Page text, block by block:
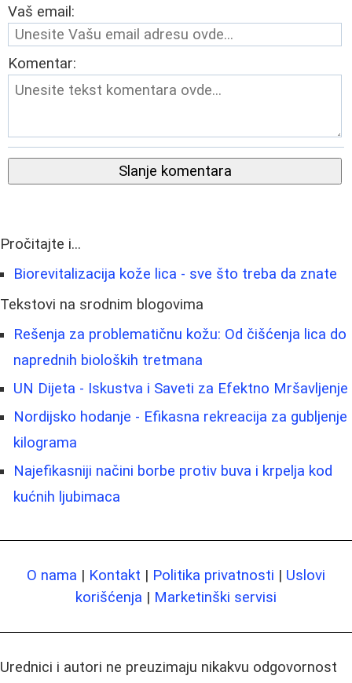
Vaš email:
Komentar:
Slanje komentara
Pročitajte i...
Biorevitalizacija kože lica - sve što treba da znate
Tekstovi na srodnim blogovima
Rešenja za problematičnu kožu: Od čišćenja lica do
naprednih bioloških tretmana
UN Dijeta - Iskustva i Saveti za Efektno Mršavljenje
Nordijsko hodanje - Efikasna rekreacija za gubljenje
kilograma
Najefikasniji načini borbe protiv buva i krpelja kod
kućnih ljubimaca
O nama | Kontakt | Politika privatnosti | Uslovi
korišćenja | Marketinški servisi
Urednici i autori ne preuzimaju nikakvu odgovornost